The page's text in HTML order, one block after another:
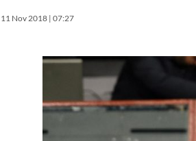
11 Nov 2018 | 07:27